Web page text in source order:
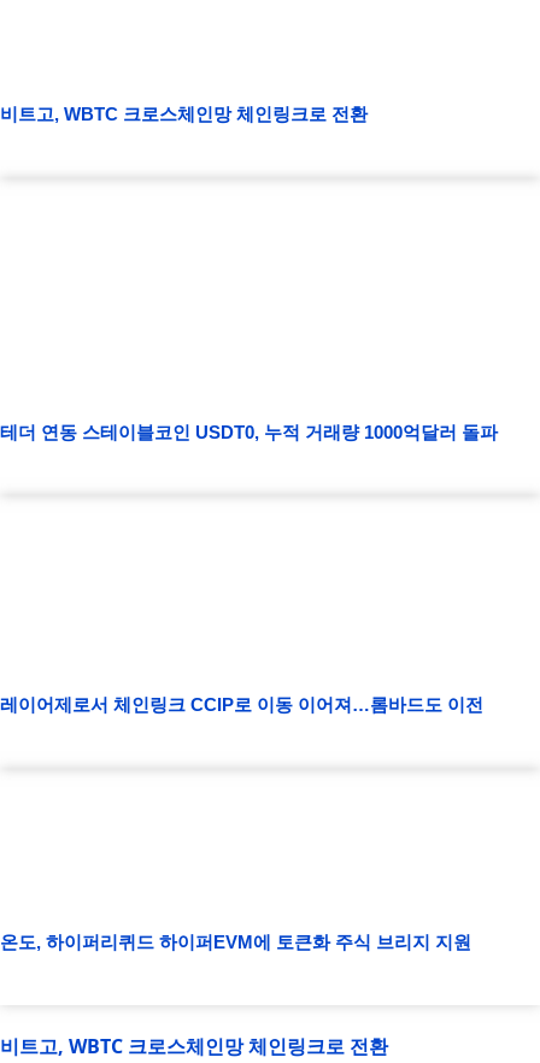
비트고, WBTC 크로스체인망 체인링크로 전환
테더 연동 스테이블코인 USDT0, 누적 거래량 1000억달러 돌파
레이어제로서 체인링크 CCIP로 이동 이어져…롬바드도 이전
온도, 하이퍼리퀴드 하이퍼EVM에 토큰화 주식 브리지 지원
비트고, WBTC 크로스체인망 체인링크로 전환